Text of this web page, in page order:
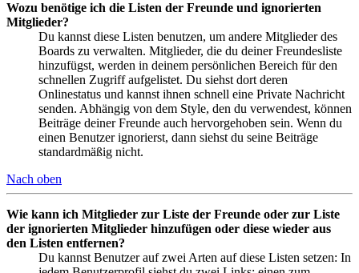
Wozu benötige ich die Listen der Freunde und ignorierten
Mitglieder?
Du kannst diese Listen benutzen, um andere Mitglieder des
Boards zu verwalten. Mitglieder, die du deiner Freundesliste
hinzufügst, werden in deinem persönlichen Bereich für den
schnellen Zugriff aufgelistet. Du siehst dort deren
Onlinestatus und kannst ihnen schnell eine Private Nachricht
senden. Abhängig von dem Style, den du verwendest, können
Beiträge deiner Freunde auch hervorgehoben sein. Wenn du
einen Benutzer ignorierst, dann siehst du seine Beiträge
standardmäßig nicht.
Nach oben
Wie kann ich Mitglieder zur Liste der Freunde oder zur Liste
der ignorierten Mitglieder hinzufügen oder diese wieder aus
den Listen entfernen?
Du kannst Benutzer auf zwei Arten auf diese Listen setzen: In